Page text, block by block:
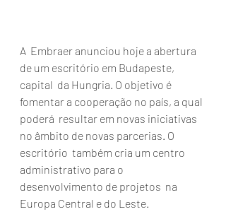
A  Embraer anunciou hoje a abertura
de um escritório em Budapeste,
capital  da Hungria. O objetivo é
fomentar a cooperação no país, a qual
poderá  resultar em novas iniciativas
no âmbito de novas parcerias. O
escritório  também cria um centro
administrativo para o
desenvolvimento de projetos  na
Europa Central e do Leste.